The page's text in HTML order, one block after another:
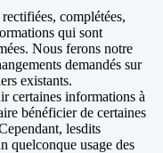
complétées,
qui sont
Nous ferons notre
demandés sur
existants.
certaines informations à
bénéficier de certaines
lesdits
quelconque usage des